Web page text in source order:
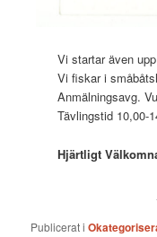
Vi startar även
Vi fiskar i
Anmälningsavg.
Tävlingstid 10,00-
Hjärtligt
Publicerat i